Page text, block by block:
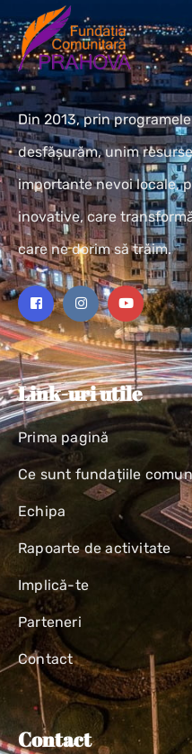
Din 2013, prin
desfășurăm, unim
importante nevoi locale,
inovative, care
care ne dorim să trăim.
Link-uri utile
Prima pagină
Ce sunt fundațiile
Echipa
Rapoarte de activitate
Implică-te
Parteneri
Contact
Contact